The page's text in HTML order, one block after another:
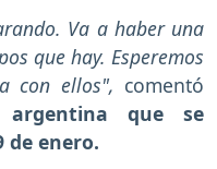
Va a haber una
que hay. Esperemos
con ellos", comentó
que se
de enero.